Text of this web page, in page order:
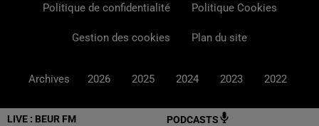
LIVE : BEUR FM PODCASTS
Politique de confidentialité Politique Cookies
Gestion des cookies Plan du site
Archives 2026 2025 2024 2023 2022